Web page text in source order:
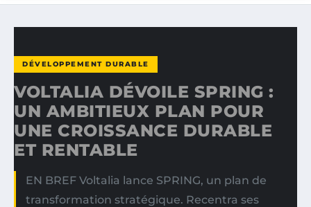
DÉVELOPPEMENT DURABLE
VOLTALIA DÉVOILE SPRING :
UN AMBITIEUX PLAN POUR
UNE CROISSANCE DURABLE
ET RENTABLE
EN BREF Voltalia lance SPRING, un plan de
transformation stratégique. Recentra ses